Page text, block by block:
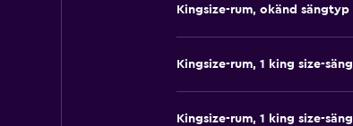
Kingsize-rum, okänd sängtyp
Kingsize-rum, 1 king size-säng
Kingsize-rum, 1 king size-säng